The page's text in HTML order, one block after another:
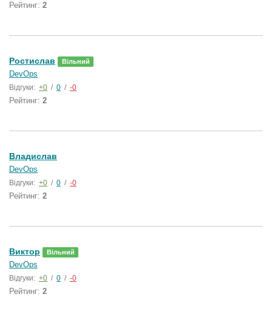
Рейтинг: 2
Ростислав Вільний
DevOps
Відгуки: +0 / 0 / -0
Рейтинг: 2
Владислав
DevOps
Відгуки: +0 / 0 / -0
Рейтинг: 2
Виктор Вільний
DevOps
Відгуки: +0 / 0 / -0
Рейтинг: 2